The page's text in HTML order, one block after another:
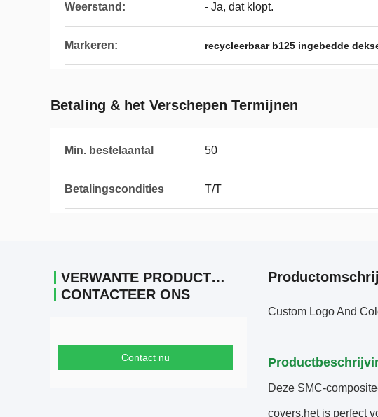
Weerstand: - Ja, dat klopt.
Markeren: recycleerbaar b125 ingebedde
Betaling & het Verschepen Termijnen
Min. bestelaantal 50
Betalingscondities T/T
VERWANTE PRODUCTEN
CONTACTEER ONS
Contact nu
Custom Logo And
Deze SMC-
covers.het is perfect